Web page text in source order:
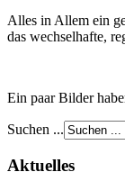
Alles in Allem ein
das wechselhafte,
Ein paar Bilder
Suchen ...
Aktuelles